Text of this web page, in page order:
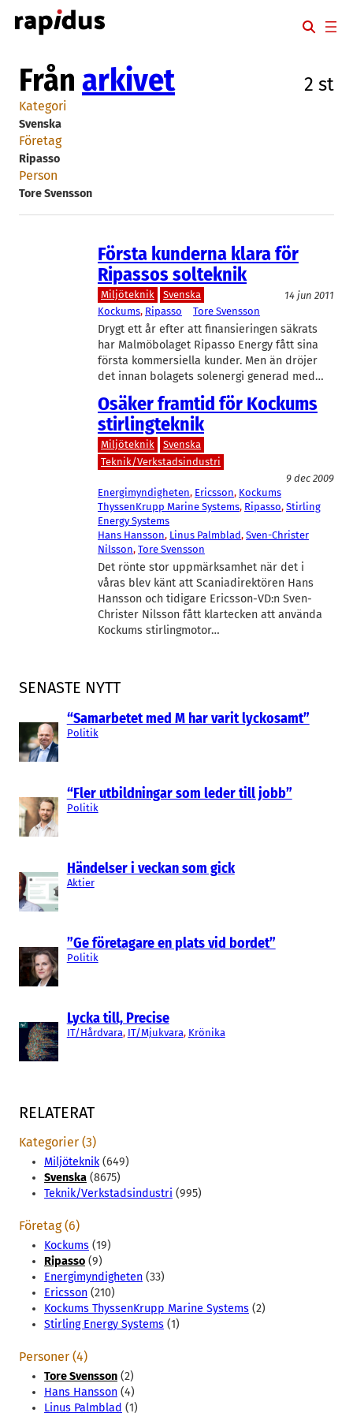
Hoppa
till
SENASTE NYTT
“Samarbetet med M har varit lyckosamt”
Politik
“Fler utbildningar som leder till jobb”
Politik
Händelser i veckan som gick
Aktier
”Ge företagare en plats vid bordet”
Politik
Lycka till, Precise
IT/Hårdvara, IT/Mjukvara, Krönika
Från arkivet 2 st
Kategori
Svenska
Företag
Ripasso
Person
Tore Svensson
Första kunderna klara för
Ripassos solteknik
Miljöteknik Svenska
14 jun 2011
Kockums, Ripasso Tore Svensson
Drygt ett år efter att finansieringen säkrats
har Malmöbolaget Ripasso Energy fått sina
första kommersiella kunder. Men än dröjer
det innan bolagets solenergi generad med…
Osäker framtid för Kockums
stirlingteknik
Miljöteknik
Svenska
Teknik/Verkstadsindustri
9 dec 2009
Energimyndigheten, Ericsson, Kockums
ThyssenKrupp Marine Systems, Ripasso, Stirling
Energy Systems
Hans Hansson, Linus Palmblad, Sven-Christer
Nilsson, Tore Svensson
Det rönte stor uppmärksamhet när det i
våras blev känt att Scaniadirektören Hans
Hansson och tidigare Ericsson-VD:n Sven-
Christer Nilsson fått klartecken att använda
Kockums stirlingmotor…
RELATERAT
Kategorier (3)
Miljöteknik(649)
Svenska (8675)
Teknik/Verkstadsindustri (995)
Företag (6)
Kockums (19)
Ripasso (9)
Energimyndigheten (33)
Ericsson (210)
Kockums ThyssenKrupp Marine Systems (2)
Stirling Energy Systems (1)
Personer (4)
Tore Svensson (2)
Hans Hansson (4)
Linus Palmblad (1)